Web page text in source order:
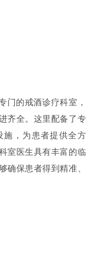
门的戒酒诊疗科室，
齐全。这里配备了专
施，为患者提供全方
室医生具有丰富的临
确保患者得到精准、